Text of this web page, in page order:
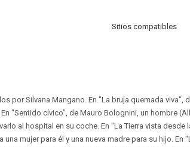
Sitios compatibles
por Silvana Mangano. En "La bruja quemada viva",
"Sentido cívico", de Mauro Bolognini, un hombre
al hospital en su coche. En "La Tierra vista desde
mujer para él y una nueva madre para su hijo. En